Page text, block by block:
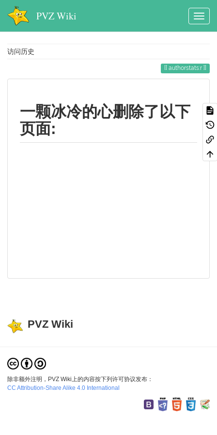
PVZ Wiki
访问历史
authorstats:r
一颗冰冷的心删除了以下
页面:
PVZ Wiki
除非额外注明，PVZ Wiki上的内容按下列许可协议发布：
CC Attribution-Share Alike 4.0 International